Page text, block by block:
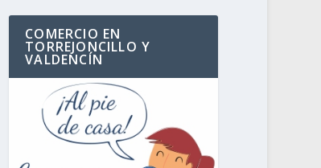
COMERCIO EN
TORREJONCILLO Y
VALDENCÍN